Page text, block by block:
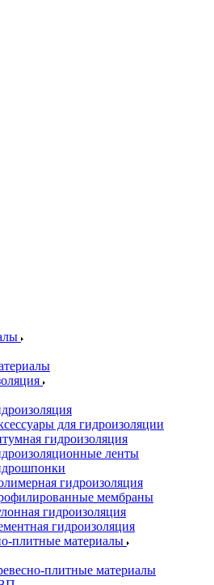
для гидроизоляции
гидроизоляция
ленты
гидроизоляция
мембраны
гидроизоляция
гидроизоляция
плитные материалы
плитные материалы